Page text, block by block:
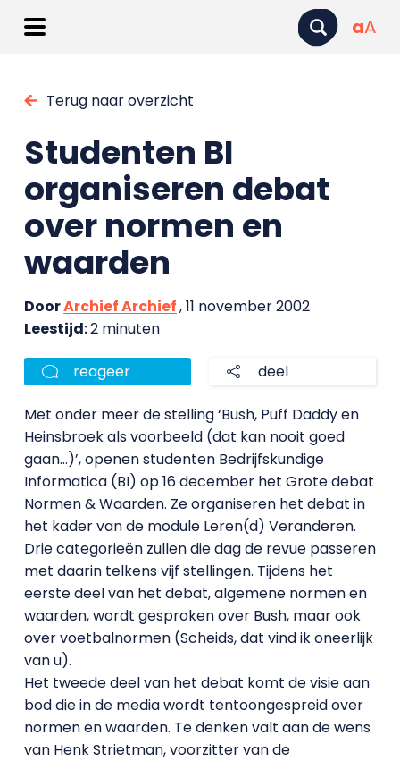
aA
Terug naar overzicht
Studenten BI
organiseren debat
over normen en
waarden
DoorArchief Archief, 11 november 2002
Leestijd:2 minuten
reageer deel
Met onder meer de stelling ‘Bush, Puff Daddy en
Heinsbroek als voorbeeld (dat kan nooit goed
gaan…)’, openen studenten Bedrijfskundige
Informatica (BI) op 16 december het Grote debat
Normen & Waarden. Ze organiseren het debat in
het kader van de module Leren(d) Veranderen.
Drie categorieën zullen die dag de revue passeren
met daarin telkens vijf stellingen. Tijdens het
eerste deel van het debat, algemene normen en
waarden, wordt gesproken over Bush, maar ook
over voetbalnormen (Scheids, dat vind ik oneerlijk
van u).
Het tweede deel van het debat komt de visie aan
bod die in de media wordt tentoongespreid over
normen en waarden. Te denken valt aan de wens
van Henk Strietman, voorzitter van de